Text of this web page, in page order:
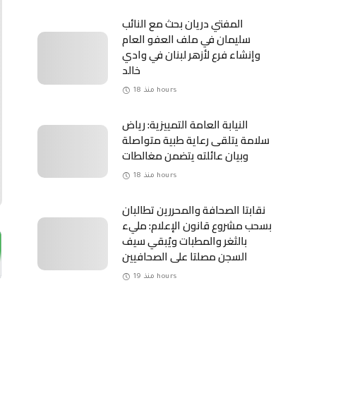
المفتي دريان بحث مع النائب
سليمان في ملف العفو العام
وإنشاء فرع لأزهر لبنان في وادي
خالد
منذ 18 hours
النيابة العامة التمييزية: رياض
سلامة يتلقى رعاية طبية متواصلة
وبيان عائلته يتضمن مغالطات
منذ 18 hours
نقابتا الصحافة والمحررين تطالبان
بسحب مشروع قانون الإعلام: مليء
بالثغر والمطبات ويُبقي سيف
السجن مصلتا على الصحافيين
منذ 19 hours